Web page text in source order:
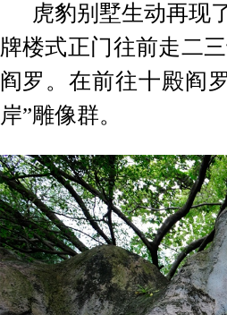
虎豹别墅生动再现
牌楼式正门往前走二
阎罗。在前往十殿阎
岸”雕像群。